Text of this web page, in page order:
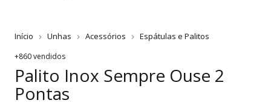
Início Unhas Acessórios Espátulas e Palitos
+860 vendidos
Palito Inox Sempre Ouse 2
Pontas